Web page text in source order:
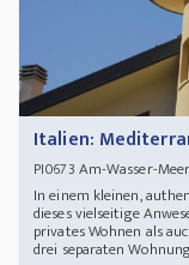
Italien:
PI0673 Am-Wasser-
In einem kleinen,
dieses vielseitige
privates Wohnen als
drei separaten